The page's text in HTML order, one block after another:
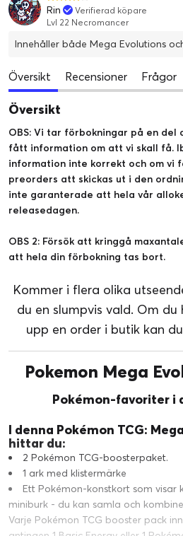
Rin
Verifierad köpare
Lvl 22 Necromancer
Innehåller både Mega Evolutions
Översikt Recensioner Frågor
Översikt
OBS: Vi tar förbokningar på en del
fått information om att vi skall få.
information inte korrekt och om vi
preorders att skickas ut i den
inte garanterade att hela vår
releasedagen.
OBS 2: Försök att kringgå
att hela din förbokning tas bort.
Kommer i flera olika
du en slumpvis vald. Om
upp en order i butik kan
Pokemon Mega
Pokémon-favoriter i
I denna Pokémon TCG:
hittar du:
2 Pokémon TCG-boosterpaket.
1 ark med klistermärke
Ett Pokémon-konstkort som visar
miniburk - du kan samla och
Varje Pokémon TCG booster pack